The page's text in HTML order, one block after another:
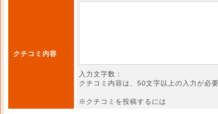
クチコミ内容
入力文字数：
クチコミ内容は、50文字以上の入力が必
※クチコミを投稿するには